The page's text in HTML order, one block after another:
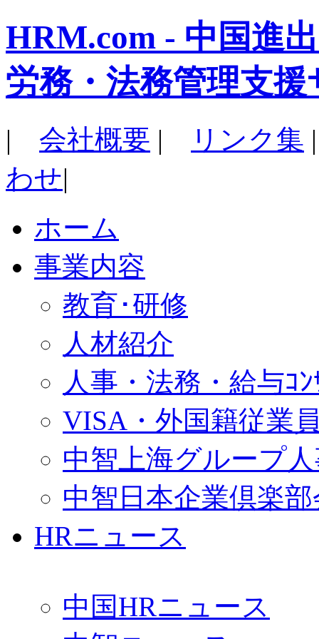
HRM.com - 中国進
労務・法務管理支援
| 会社概要 | リンク集
わせ|
ホーム
事業内容
教育･研修
人材紹介
人事・法務・給与ｺﾝ
VISA・外国籍従業
中智上海グループ
中智日本企業倶楽
HRニュース
中国HRニュース